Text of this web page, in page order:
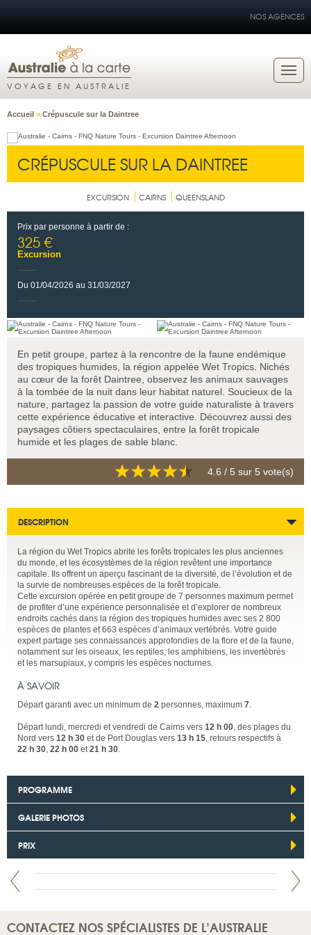
NOS AGENCES
VOYAGE EN AUSTRALIE
Accueil > Crépuscule sur la Daintree
CRÉPUSCULE SUR LA DAINTREE
EXCURSION CAIRNS QUEENSLAND
Prix par personne à partir de :
325 €
Excursion
Du 01/04/2026 au 31/03/2027
En petit groupe, partez à la rencontre de la faune endémique
des tropiques humides, la région appelée Wet Tropics. Nichés
au cœur de la forêt Daintree, observez les animaux sauvages
à la tombée de la nuit dans leur habitat naturel. Soucieux de la
nature, partagez la passion de votre guide naturaliste à travers
cette expérience éducative et interactive. Découvrez aussi des
paysages côtiers spectaculaires, entre la forêt tropicale
humide et les plages de sable blanc.
4.6 / 5 sur 5 vote(s)
DESCRIPTION
La région du Wet Tropics abrite les forêts tropicales les plus anciennes
du monde, et les écosystèmes de la région revêtent une importance
capitale. Ils offrent un aperçu fascinant de la diversité, de l’évolution et de
la survie de nombreuses espèces de la forêt tropicale.
Cette excursion opérée en petit groupe de 7 personnes maximum permet
de profiter d’une expérience personnalisée et d’explorer de nombreux
endroits cachés dans la région des tropiques humides avec ses 2 800
espèces de plantes et 663 espèces d’animaux vertébrés. Votre guide
expert partage ses connaissances approfondies de la flore et de la faune,
notamment sur les oiseaux, les reptiles, les amphibiens, les invertébrés
et les marsupiaux, y compris les espèces nocturnes.
À SAVOIR
Départ garanti avec un minimum de 2 personnes, maximum 7.
Départ lundi, mercredi et vendredi de Cairns vers 12 h 00, des plages du
Nord vers 12 h 30 et de Port Douglas vers 13 h 15, retours respectifs à
22 h 30, 22 h 00 et21 h 30.
PROGRAMME
GALERIE PHOTOS
PRIX
CONTACTEZ NOS SPÉCIALISTES DE L’AUSTRALIE